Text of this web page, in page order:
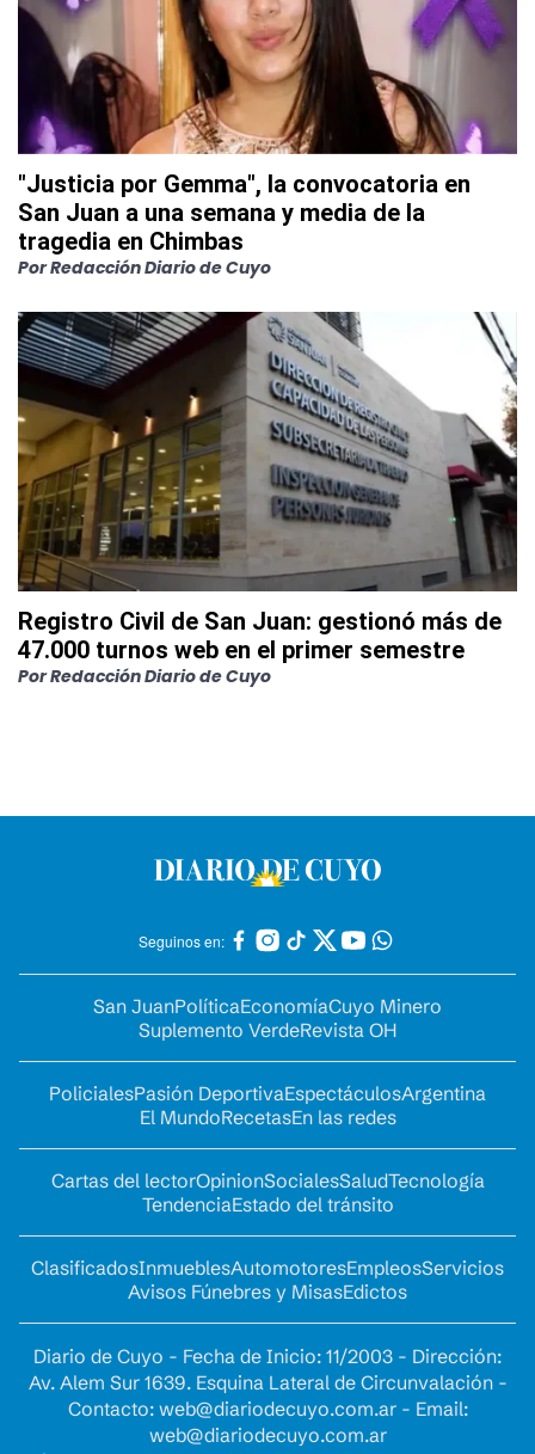
"Justicia por Gemma", la convocatoria en
San Juan a una semana y media de la
tragedia en Chimbas
PorRedacción Diario de Cuyo
Registro Civil de San Juan: gestionó más de
47.000 turnos web en el primer semestre
PorRedacción Diario de Cuyo
Seguinos en:
San JuanPolíticaEconomíaCuyo Minero
Suplemento VerdeRevista OH
PolicialesPasión DeportivaEspectáculosArgentina
El MundoRecetasEn las redes
Cartas del lectorOpinionSocialesSaludTecnología
TendenciaEstado del tránsito
ClasificadosInmueblesAutomotoresEmpleosServicios
Avisos Fúnebres y MisasEdictos
Diario de Cuyo - Fecha de Inicio: 11/2003 - Dirección:
Av. Alem Sur 1639. Esquina Lateral de Circunvalación -
Contacto: web@diariodecuyo.com.ar- Email:
web@diariodecuyo.com.ar